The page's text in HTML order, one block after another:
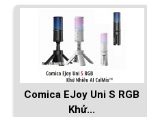
Comica EJoy Uni S RGB
Khử...